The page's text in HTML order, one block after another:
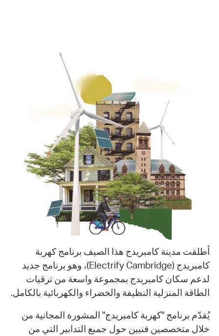
أطلقت مدينة كامبريدج هذا الصيف برنامج كهربة
كامبريدج (Electrify Cambridge)، وهو برنامج جديد
لدعم سكان كامبريدج بمجموعة واسعة من ترقيات
الطاقة المنزلية النظيفة والخضراء والكهربائية بالكامل.
يُقدّم برنامج "كهربة كامبريدج" المشورة المجانية من
خلال متخصصين فنيين حول جميع التدابير التي من